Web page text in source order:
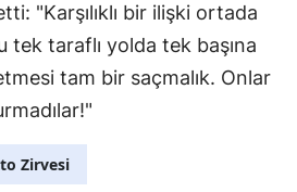
"Karşılıklı bir ilişki ortada
tek taraflı yolda tek başına
tam bir saçmalık. Onlar
Zirvesi